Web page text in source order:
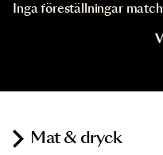
Inga föreställningar
Mat & dryck